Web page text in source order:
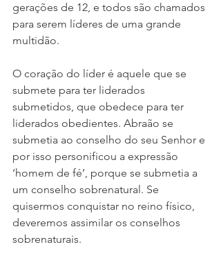
gerações de 12, e todos são chamados
para serem líderes de uma grande
multidão.
O coração do líder é aquele que se
submete para ter liderados
submetidos, que obedece para ter
liderados obedientes. Abraão se
submetia ao conselho do seu Senhor e
por isso personificou a expressão
‘homem de fé’, porque se submetia a
um conselho sobrenatural. Se
quisermos conquistar no reino físico,
deveremos assimilar os conselhos
sobrenaturais.